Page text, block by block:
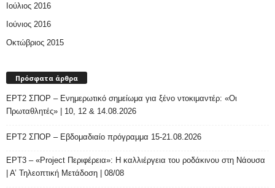
Ιούλιος 2016
Ιούνιος 2016
Οκτώβριος 2015
Πρόσφατα άρθρα
ΕΡΤ2 ΣΠΟΡ – Ενημερωτικό σημείωμα για ξένο ντοκιμαντέρ: «Οι
Πρωταθλητές» | 10, 12 & 14.08.2026
ΕΡΤ2 ΣΠΟΡ – Εβδομαδιαίο πρόγραμμα 15-21.08.2026
ΕΡΤ3 – «Project Περιφέρεια»: Η καλλιέργεια του ροδάκινου στη Νάουσα
| Α’ Τηλεοπτική Μετάδοση | 08/08